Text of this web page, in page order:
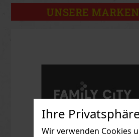
Ihre
Wir verwenden Cookies
UNSERE MARKEN